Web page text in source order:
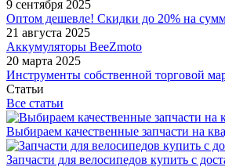
9 сентября 2025
Оптом дешевле! Скидки до 20% на
21 августа 2025
Аккумуляторы BeeZmoto
20 марта 2025
Инструменты собственной торговой
Статьи
Все статьи
Выбираем качественные запчасти на
Запчасти для велосипедов купить с